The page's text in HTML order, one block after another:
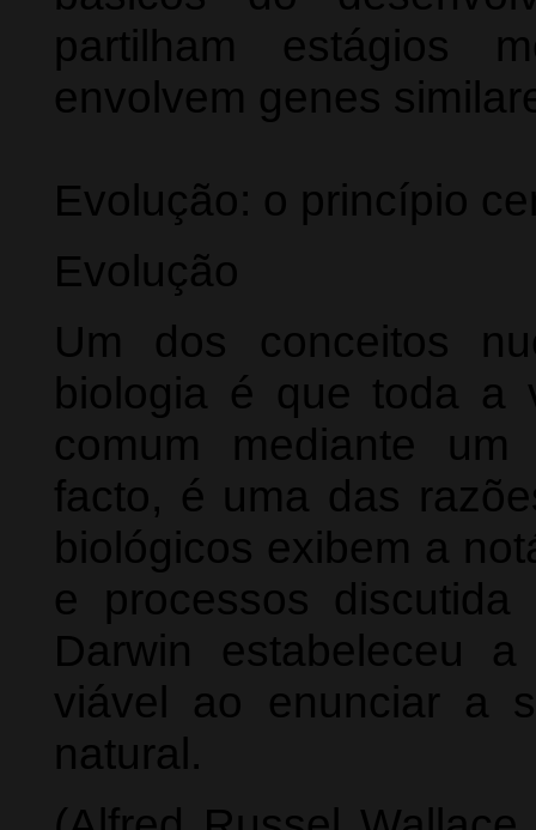
partilham estágios
envolvem genes
Evolução: o princípio
Evolução
Um dos conceitos
biologia é que toda a
comum mediante
facto, é uma das
biológicos exibem a
e processos
Darwin estabeleceu
viável ao enunciar a
natural.